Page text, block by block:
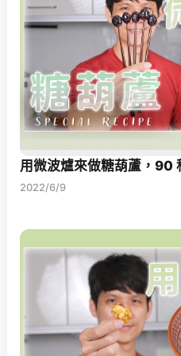
用微波爐來做糖葫蘆，90
2022/6/9